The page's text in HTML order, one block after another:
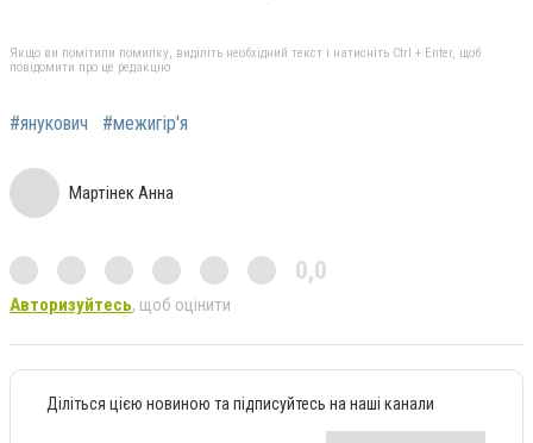
Якщо ви помітили помилку, виділіть необхідний текст і натисніть Ctrl + Enter, щоб
повідомити про це редакцію
#янукович #межигір'я
Мартінек Анна
0,0
Авторизуйтесь, щоб оцінити
Діліться цією новиною та підписуйтесь на наші канали